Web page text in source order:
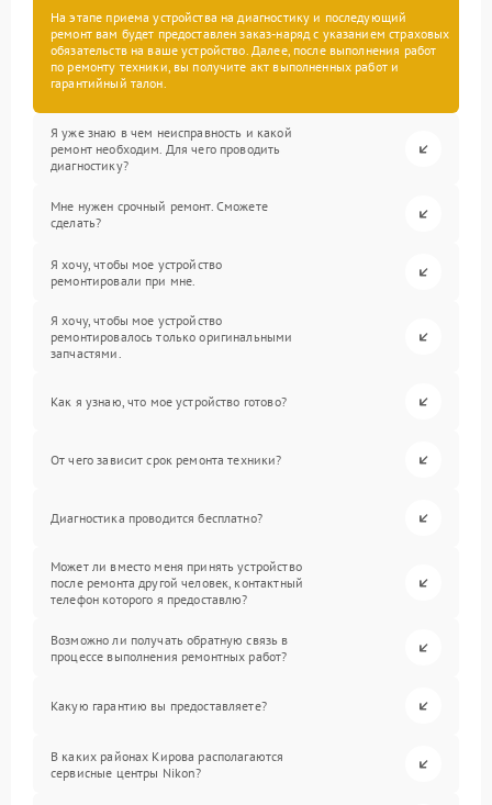
На этапе приема устройства на диагностику и последующий
ремонт вам будет предоставлен заказ-наряд с указанием страховых
обязательств на ваше устройство. Далее, после выполнения работ
по ремонту техники, вы получите акт выполненных работ и
гарантийный талон.
Я уже знаю в чем неисправность и какой
ремонт необходим. Для чего проводить
диагностику?
Мне нужен срочный ремонт. Сможете
сделать?
Я хочу, чтобы мое устройство
ремонтировали при мне.
Я хочу, чтобы мое устройство
ремонтировалось только оригинальными
запчастями.
Как я узнаю, что мое устройство готово?
От чего зависит срок ремонта техники?
Диагностика проводится бесплатно?
Может ли вместо меня принять устройство
после ремонта другой человек, контактный
телефон которого я предоставлю?
Возможно ли получать обратную связь в
процессе выполнения ремонтных работ?
Какую гарантию вы предоставляете?
В каких районах Кирова располагаются
сервисные центры Nikon?